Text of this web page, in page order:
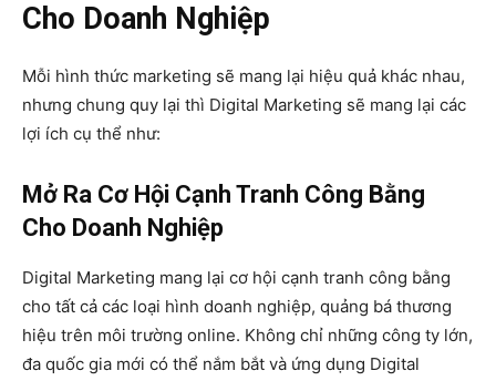
Cho Doanh Nghiệp
Mỗi hình thức marketing sẽ mang lại hiệu quả khác nhau,
nhưng chung quy lại thì Digital Marketing sẽ mang lại các
lợi ích cụ thể như:
Mở Ra Cơ Hội Cạnh Tranh Công Bằng
Cho Doanh Nghiệp
Digital Marketing mang lại cơ hội cạnh tranh công bằng
cho tất cả các loại hình doanh nghiệp, quảng bá thương
hiệu trên môi trường online. Không chỉ những công ty lớn,
đa quốc gia mới có thể nắm bắt và ứng dụng Digital